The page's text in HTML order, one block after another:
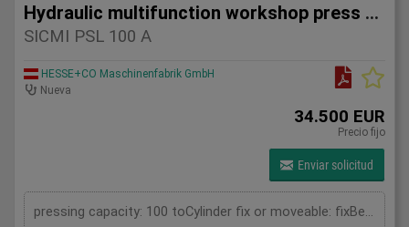
Hydraulic multifunction workshop press SICMI PSL 1
SICMI PSL 100 A
HESSE+CO Maschinenfabrik GmbH
Nueva
34.500 EUR
Precio fijo
Enviar solicitud
pressing capacity: 100 toCylinder fix or moveable: fixBending length: 835 mmStroke: 500 mmDaylight: 780 mmDistance between columns: 1050 mmRapid speed: 25 mm/sApproaching speed with foot pedal mode: 10 mm/sWorking speed: 4 mm/sTable: 800 x 600 mmUpper clamping plate: 700 x 350 mmLength: 1800 mmWidth: 1000 mmHeight: 2400 mmWeight: 2050 kg